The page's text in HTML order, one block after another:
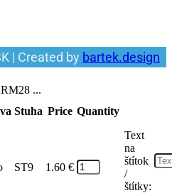
| Created by bartek.design
...
Stuha Price Quantity
ST9 1.60 €
Text
na
štítok
/
štítky: